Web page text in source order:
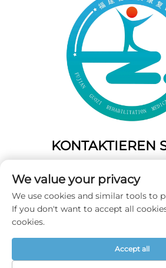
KONTAKTIEREN
China
Tel.:+86-19859128239
E-Mail:
We value your privacy
We use cookies and similar tools to
If you don't want to accept all
cookies.
Accept all